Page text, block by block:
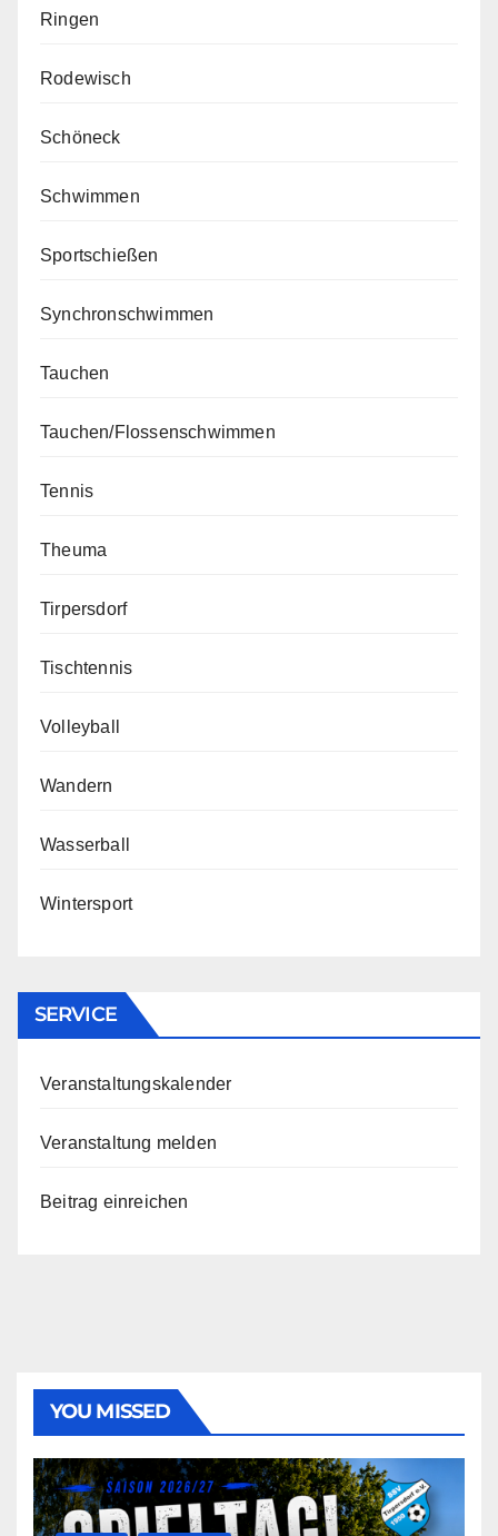
Ringen
Rodewisch
Schöneck
Schwimmen
Sportschießen
Synchronschwimmen
Tauchen
Tauchen/Flossenschwimmen
Tennis
Theuma
Tirpersdorf
Tischtennis
Volleyball
Wandern
Wasserball
Wintersport
SERVICE
Veranstaltungskalender
Veranstaltung melden
Beitrag einreichen
YOU MISSED